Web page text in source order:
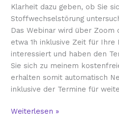
Klarheit dazu geben, ob Sie
Stoffwechselstörung
Das Webinar wird über Zoom
etwa 1h inklusive Zeit für Ihre
interessiert und haben den
Sie sich zu meinem
erhalten somit automatisch
inklusive der Termine für
Weiterlesen »